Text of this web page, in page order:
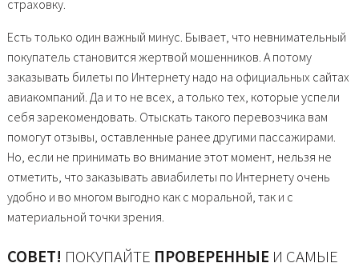
страховку.
Есть только один важный минус. Бывает, что невнимательный
покупатель становится жертвой мошенников. А потому
заказывать билеты по Интернету надо на официальных сайтах
авиакомпаний. Да и то не всех, а только тех, которые успели
себя зарекомендовать. Отыскать такого перевозчика вам
помогут отзывы, оставленные ранее другими пассажирами.
Но, если не принимать во внимание этот момент, нельзя не
отметить, что заказывать авиабилеты по Интернету очень
удобно и во многом выгодно как с моральной, так и с
материальной точки зрения.
СОВЕТ! ПОКУПАЙТЕ ПРОВЕРЕННЫЕ И САМЫЕ